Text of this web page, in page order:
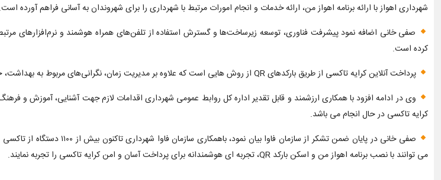
شهرداری اهواز با ارائه برنامه اهواز من، ارائه خدمات و انجام امورات مرتبط با شهرداری را برای شهروندان به آسانی فراهم آورده است.
صفی خانی اضافه نمود پیشرفت فناوری، توسعه زیرساخت‌ها و گسترش استفاده از تلفن‌های همراه هوشمند و نرم‌افزارهای
کرده است.
پرداخت آنلاین کرایه تاکسی از طریق بارکدهای QR از روش هایی است که علاوه بر مدیریت زمان، نگرانی‌های مربوط به بهداشت، حمل نقدینگی و خطرات احتمالی آن کاهش می یابد.
وی در ادامه افزود با همکاری ارزشمند و قابل تقدیر اداره کل روابط عمومی شهرداری اقدامات لازم جهت آشنایی، آموزش و
کرایه تاکسی در حال انجام می باشد.
می توانند با نصب برنامه اهواز من و اسکن بارکد QR، تجربه ای هوشمندانه برای پرداخت آسان و امن کرایه تاکسی را تجربه نمایند.